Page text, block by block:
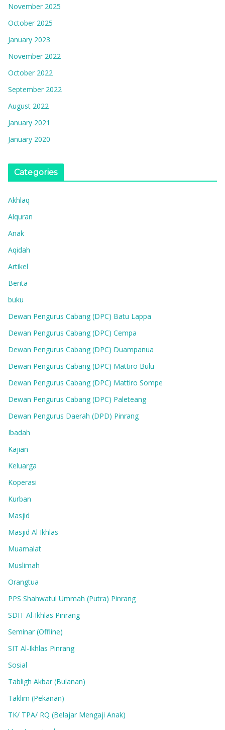
November 2025
October 2025
January 2023
November 2022
October 2022
September 2022
August 2022
January 2021
January 2020
Categories
Akhlaq
Alquran
Anak
Aqidah
Artikel
Berita
buku
Dewan Pengurus Cabang (DPC) Batu Lappa
Dewan Pengurus Cabang (DPC) Cempa
Dewan Pengurus Cabang (DPC) Duampanua
Dewan Pengurus Cabang (DPC) Mattiro Bulu
Dewan Pengurus Cabang (DPC) Mattiro Sompe
Dewan Pengurus Cabang (DPC) Paleteang
Dewan Pengurus Daerah (DPD) Pinrang
Ibadah
Kajian
Keluarga
Koperasi
Kurban
Masjid
Masjid Al Ikhlas
Muamalat
Muslimah
Orangtua
PPS Shahwatul Ummah (Putra) Pinrang
SDIT Al-Ikhlas Pinrang
Seminar (Offline)
SIT Al-Ikhlas Pinrang
Sosial
Tabligh Akbar (Bulanan)
Taklim (Pekanan)
TK/ TPA/ RQ (Belajar Mengaji Anak)